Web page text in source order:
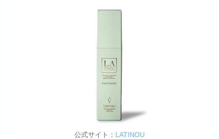
公式サイト： LATINOU